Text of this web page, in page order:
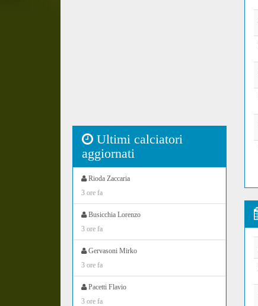
Ultimi calciatori
aggiornati
Rioda Zaccaria
3 ore fa
Busicchia Lorenzo
3 ore fa
Gervasoni Mirko
3 ore fa
Pacetti Flavio
3 ore fa